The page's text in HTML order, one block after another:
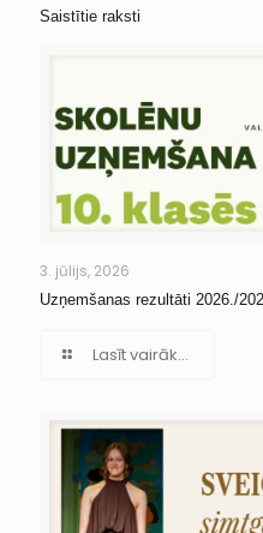
Saistītie raksti
3. jūlijs, 2026
Uzņemšanas rezultāti 2026./
Lasīt vairāk...